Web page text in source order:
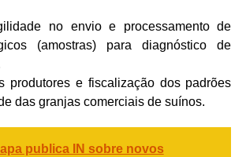
no envio e processamento de
(amostras) para diagnóstico de
produtores e fiscalização dos padrões
das granjas comerciais de suínos.
publica IN sobre novos